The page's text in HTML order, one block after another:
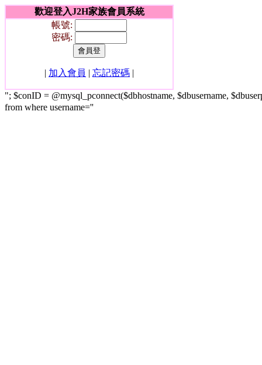
歡迎登入J2H家族會員系統
帳號:
密碼:
| 加入會員 | 忘記密碼 |
"; $conID = @mysql_pconnect($dbhostname, $dbusername,
from where username=''